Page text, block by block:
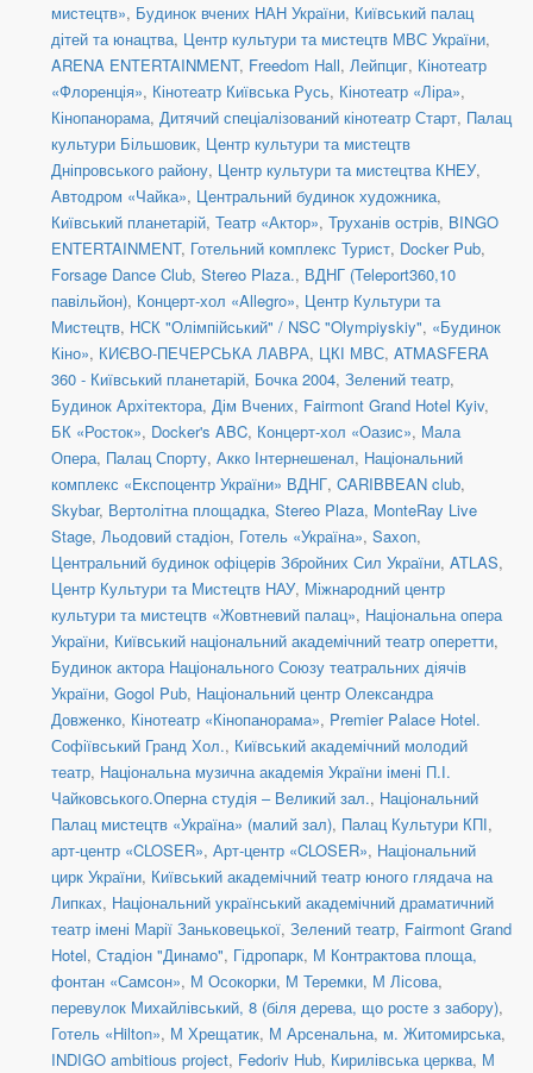
мистецтв», Будинок вчених НАН України, Київський палац
дітей та юнацтва, Центр культури та мистецтв МВС України,
ARENA ENTERTAINMENT, Freedom Hall, Лейпциг, Кінотеатр
«Флоренція», Кінотеатр Київська Русь, Кінотеатр «Ліра»,
Кінопанорама, Дитячий спеціалізований кінотеатр Старт, Палац
культури Більшовик, Центр культури та мистецтв
Дніпровського району, Центр культури та мистецтва КНЕУ,
Автодром «Чайка», Центральний будинок художника,
Київський планетарій, Театр «Актор», Труханів острів, BINGO
ENTERTAINMENT, Готельний комплекс Турист, Docker Pub,
Forsage Dance Club, Stereo Plaza., ВДНГ (Teleport360,10
павільйон), Концерт-хол «Allegro», Центр Культури та
Мистецтв, НСК "Олімпійський" / NSC "Olympiyskiy", «Будинок
Кіно», КИЄВО-ПЕЧЕРСЬКА ЛАВРА, ЦКІ МВС, ATMASFERA
360 - Київський планетарій, Бочка 2004, Зелений театр,
Будинок Архітектора, Дім Вчених, Fairmont Grand Hotel Kyiv,
БК «Росток», Docker's ABC, Концерт-хол «Оазис», Мала
Опера, Палац Спорту, Акко Інтернешенал, Національний
комплекс «Експоцентр України» ВДНГ, CARIBBEAN club,
Skybar, Вертолітна площадка, Stereo Plaza, MonteRay Live
Stage, Льодовий стадіон, Готель «Україна», Saxon,
Центральний будинок офіцерів Збройних Сил України, ATLAS,
Центр Культури та Мистецтв НАУ, Міжнародний центр
культури та мистецтв «Жовтневий палац», Національна опера
України, Київський національний академічний театр оперетти,
Будинок актора Національного Союзу театральних діячів
України, Gogol Pub, Національний центр Олександра
Довженко, Кінотеатр «Кінопанорама», Premier Palace Hotel.
Софіївський Гранд Хол., Київський академічний молодий
театр, Національна музична академія України імені П.І.
Чайковського.Оперна студія – Великий зал., Національний
Палац мистецтв «Україна» (малий зал), Палац Культури КПІ,
арт-центр «CLOSER», Арт-центр «CLOSER», Національний
цирк України, Київський академічний театр юного глядача на
Липках, Національний український академічний драматичний
театр імені Марії Заньковецької, Зелений театр, Fairmont Grand
Hotel, Стадіон "Динамо", Гідропарк, М Контрактова площа,
фонтан «Самсон», М Осокорки, М Теремки, М Лісова,
перевулок Михайлівський, 8 (біля дерева, що росте з забору),
Готель «Hilton», М Хрещатик, М Арсенальна, м. Житомирська,
INDIGO ambitious project, Fedoriv Hub, Кирилівська церква, М